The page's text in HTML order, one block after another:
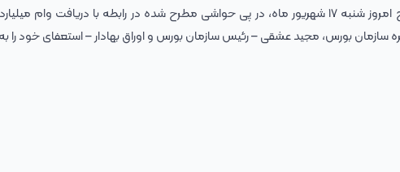
صبح امروز شنبه ۱۷ شهریور ماه، در پی حواشی مطرح شده در رابطه با دریافت
سازمان بورس، مجید عشقی – رئیس سازمان بورس و اوراق بهادار – استعفای خود را